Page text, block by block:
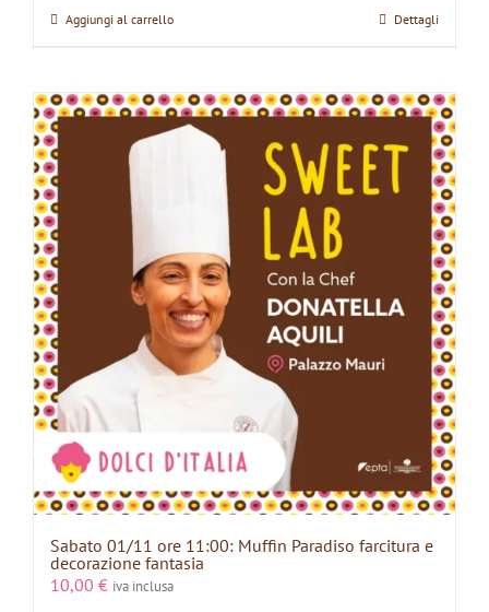
Aggiungi al carrello Dettagli
Sabato 01/11 ore 11:00: Muffin Paradiso farcitura e
decorazione fantasia
10,00 € iva inclusa